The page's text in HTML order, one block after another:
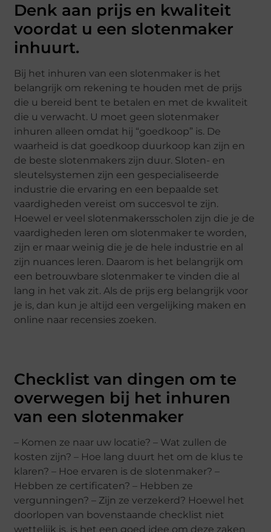
Denk aan prijs en kwaliteit
voordat u een slotenmaker
inhuurt.
Bij het inhuren van een slotenmaker is het
belangrijk om rekening te houden met de prijs
die u bereid bent te betalen en met de kwaliteit
die u verwacht. U moet geen slotenmaker
inhuren alleen omdat hij “goedkoop” is. De
waarheid is dat goedkoop duurkoop kan zijn en
de beste slotenmakers zijn duur. Sloten- en
sleutelsystemen zijn een gespecialiseerde
industrie die ervaring en een bepaalde set
vaardigheden vereist om succesvol te zijn.
Hoewel er veel slotenmakersscholen zijn die je de
vaardigheden leren om slotenmaker te worden,
zijn er maar weinig die je de hele industrie en al
zijn nuances leren. Daarom is het belangrijk om
een betrouwbare slotenmaker te vinden die al
lang in het vak zit. Als de prijs erg belangrijk voor
je is, dan kun je altijd een vergelijking maken en
online naar recensies zoeken.
Checklist van dingen om te
overwegen bij het inhuren
van een slotenmaker
– Komen ze naar uw locatie? – Wat zullen de
kosten zijn? – Hoe lang duurt het om de klus te
klaren? – Hoe ervaren is de slotenmaker? –
Hebben ze certificaten? – Hebben ze
vergunningen? – Zijn ze verzekerd? Hoewel het
doorlopen van bovenstaande checklist niet
wettelijk is, is het een goed idee om deze zaken